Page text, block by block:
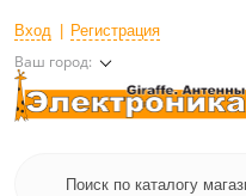
Вход Регистрация
Ваш город: